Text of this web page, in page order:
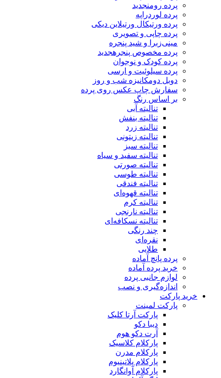
پرده رومنجدید
پرده لوردراپه
پرده ورتیکال ورتیلاین دیکی
پرده چاپی و تصویری
مینی‌زبرا و شید پنجره
پرده مخصوص پنجره جدید
پرده کودک و نوجوان
پرده سیلوئیت و ارسی
دوبل دومکانیزه شب و روز
سفارش چاپ عکس روی پرده
بر اساس رنگ
تنالیته آبی
تنالیته بنفش
تنالیته زرد
تنالیته زیتونی
تنالیته سبز
تنالیته سفید و سیاه
تنالیته صورتی
تنالیته طوسی
تنالیته فندقی
تنالیته قهوه‌ای
تنالیته کرم
تنالیته نارنجی
تنالیته نسکافه‌ای
چند رنگی
نقره‌ای
طلایی
پرده پانچ آماده
خرید پرده آماده
لوازم جانبی پرده
اندازه‌گیری و نصب
خرید پارکت
پارکت لمینت
پارکت آرتا کلیک
دیبا دکو
آرت دکو هوم
پارکلام کلاسیک
پارکلام مدرن
پارکلام پلاتینیوم
پارکلام آوانگارد